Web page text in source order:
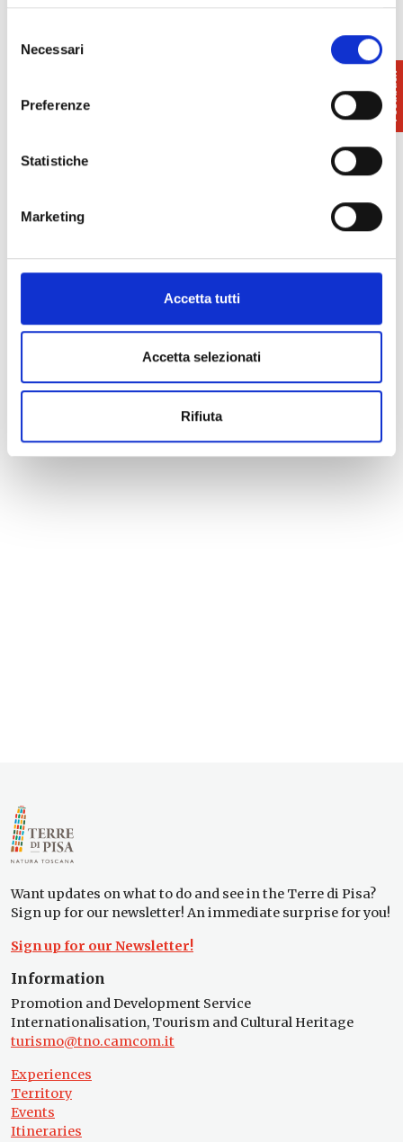
delNecessari
Preferenze
Statistiche
Marketing
Accetta tutti
Accetta selezionati
Rifiuta
Info:3386761609
Pagina FB
Want updates on what to do and see in the Terre di Pisa?
Sign up for our newsletter! An immediate surprise for you!
Sign up for our Newsletter!
Information
Promotion and Development Service
Internationalisation, Tourism and Cultural Heritage
turismo@tno.camcom.it
Experiences
Territory
Events
Itineraries